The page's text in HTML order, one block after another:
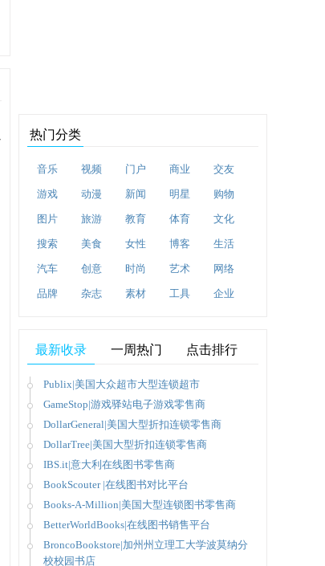
热门分类
音乐 视频 门户 商业 交友
游戏 动漫 新闻 明星 购物
图片 旅游 教育 体育 文化
搜索 美食 女性 博客 生活
汽车 创意 时尚 艺术 网络
品牌 杂志 素材 工具 企业
最新收录 一周热门 点击排行
Publix|美国大众超市大型连锁超市
GameStop|游戏驿站电子游戏零售商
DollarGeneral|美国大型折扣连锁零售商
DollarTree|美国大型折扣连锁零售商
IBS.it|意大利在线图书零售商
BookScouter |在线图书对比平台
Books-A-Million|美国大型连锁图书零售商
BetterWorldBooks|在线图书销售平台
BroncoBookstore|加州州立理工大学波莫纳分
校校园书店